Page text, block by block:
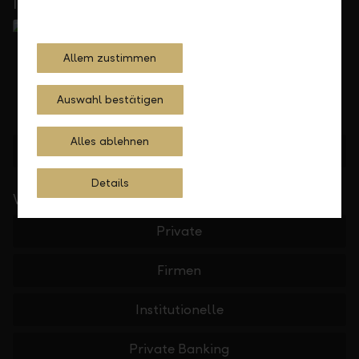
Wichtige Links
Private
Firmen
Institutionelle
Private Banking
Allem zustimmen
Auswahl bestätigen
Alles ablehnen
Details